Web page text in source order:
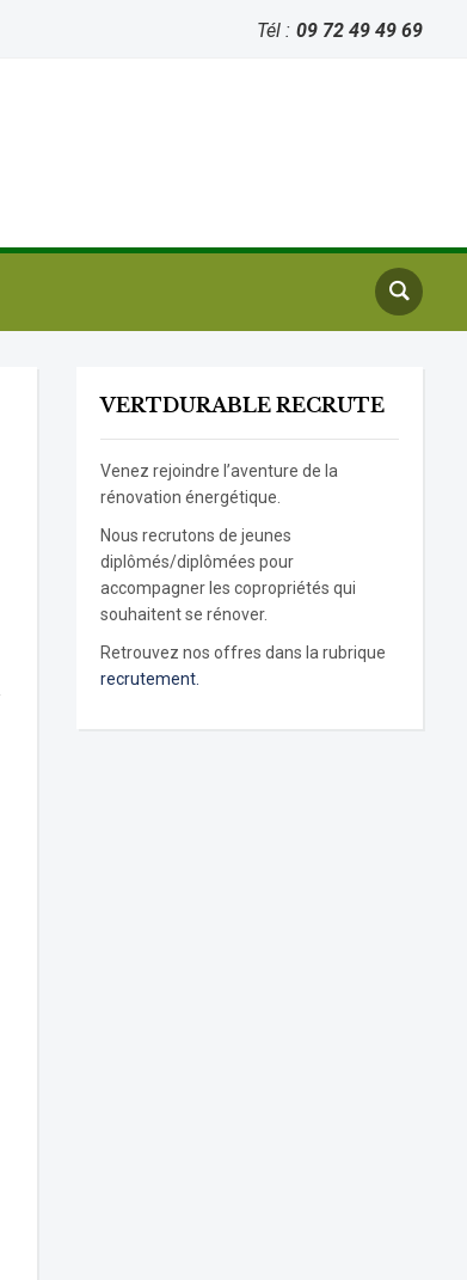
Tél : 09 72 49 49 69
VERTDURABLE RECRUTE
Venez rejoindre l’aventure de la
rénovation énergétique.
Nous recrutons de jeunes
diplômés/diplômées pour
accompagner les copropriétés qui
souhaitent se rénover.
Retrouvez nos offres dans la rubrique
recrutement.